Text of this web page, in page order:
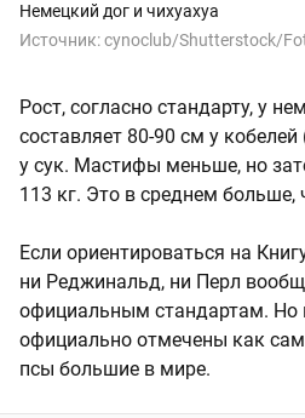
Немецкий дог и чихуахуа
Источник:cynoclub/Shutterstock/
Рост, согласно стандарту, у
составляет 80-90 см у
у сук. Мастифы меньше, но
113 кг. Это в среднем больше,
Если ориентироваться на
ни Реджинальд, ни Перл
официальным стандартам. Но
официально отмечены как
псы большие в мире.